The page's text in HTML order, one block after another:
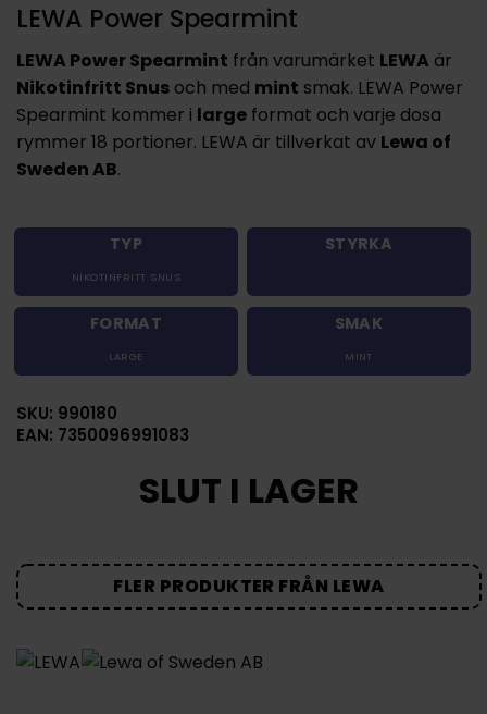
LEWA Power Spearmint
LEWA Power Spearmint från varumärket LEWA är
Nikotinfritt Snus och med mint smak. LEWA Power
Spearmint kommer i large format och varje dosa
rymmer 18 portioner. LEWA är tillverkat av Lewa of
Sweden AB.
TYP
NIKOTINFRITT SNUS
STYRKA
FORMAT
LARGE
SMAK
MINT
SKU: 990180
EAN: 7350096991083
SLUT I LAGER
FLER PRODUKTER FRÅN LEWA